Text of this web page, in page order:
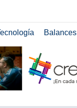
Balances